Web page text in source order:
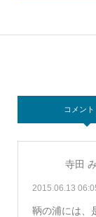
コメン
寺田
2015.06.13
鞆の浦には、